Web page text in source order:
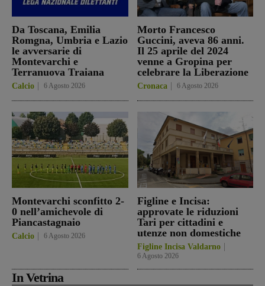
Da Toscana, Emilia
Romgna, Umbria e Lazio
le avversarie di
Montevarchi e
Terranuova Traiana
Calcio 6 Agosto 2026
Morto Francesco
Guccini, aveva 86 anni.
Il 25 aprile del 2024
venne a Gropina per
celebrare la Liberazione
Cronaca 6 Agosto 2026
Montevarchi sconfitto 2-
0 nell’amichevole di
Piancastagnaio
Calcio 6 Agosto 2026
Figline e Incisa:
approvate le riduzioni
Tari per cittadini e
utenze non domestiche
Figline Incisa Valdarno
6 Agosto 2026
In Vetrina